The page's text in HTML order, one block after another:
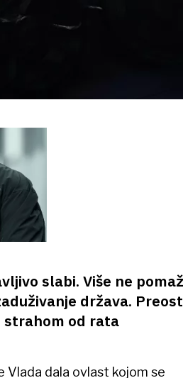
slabi. Više ne
država.
od rata
Vlada dala ovlast kojom se